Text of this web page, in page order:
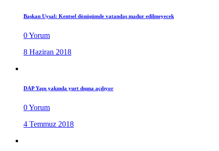
Başkan Uysal: Kentsel dönüşümde vatandaş madur edilmeyecek
0 Yorum
8 Haziran 2018
DAP Yapı yakında yurt dışına açılıyor
0 Yorum
4 Temmuz 2018